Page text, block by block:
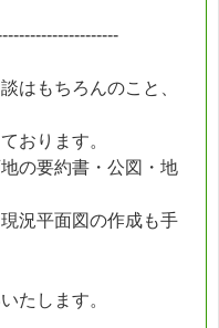
はもちろんのこと、
おります。
の要約書・公図・地
況平面図の作成も手
たします。